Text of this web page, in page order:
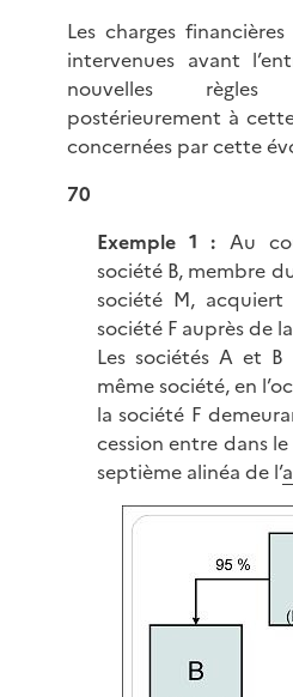
Les charges
intervenues avant
nouvelles
postérieurement à
concernées par cette
70
Exemple 1 : Au
société B, membre
société M,
société F auprès de
Les sociétés A et
même société, en
la société F
cession entre dans
septième alinéa de l’